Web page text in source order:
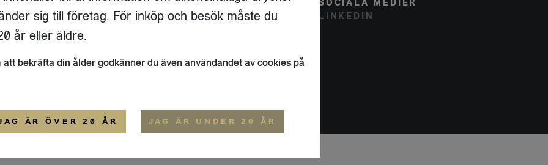
17 A
STOCKHOLM
FLAIVY
OM OSS
SOCIALA MEDIER
LINKEDIN
ALLMÄNNA VILLKOR
sig till företag. För inköp och besök måste du
år eller äldre.
att bekräfta din ålder godkänner du även användandet av cookies på
ÄR ÖVER 20 ÅR JAG ÄR UNDER 20 ÅR